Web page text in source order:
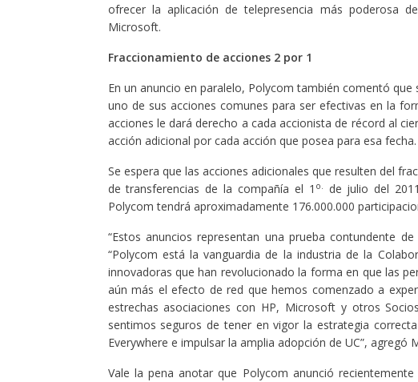
ofrecer la aplicación de telepresencia más poderosa
Microsoft.
Fraccionamiento de acciones 2 por 1
En un anuncio en paralelo, Polycom también comentó
uno de sus acciones comunes para ser efectivas en la
acciones le dará derecho a cada accionista de récord al
acción adicional por cada acción que posea para esa fecha.
Se espera que las acciones adicionales que resulten del
de transferencias de la compañía el 1 o.
de julio del
Polycom tendrá aproximadamente 176.000.000
“Estos anuncios representan una prueba contundente
“Polycom está la vanguardia de la industria de la
innovadoras que han revolucionado la forma en que las
aún más el efecto de red que hemos comenzado a
estrechas asociaciones con HP, Microsoft y otros
sentimos seguros de tener en vigor la estrategia
Everywhere e impulsar la amplia adopción de UC”, agregó
Vale la pena anotar que Polycom anunció